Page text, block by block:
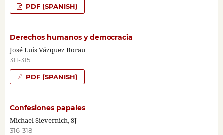
PDF (SPANISH)
Derechos humanos y democracia
José Luis Vázquez Borau
311-315
PDF (SPANISH)
Confesiones papales
Michael Sievernich, SJ
316-318